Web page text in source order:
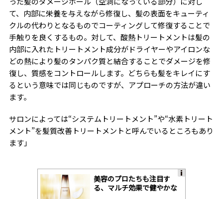
て、内部に栄養を与えながら修復し、髪の表面をキューティ
クルの代わりとなるものでコーティングして修復することで
手触りを良くするもの。対して、酸熱トリートメントは髪の
内部に入れたトリートメント成分がドライヤーやアイロンな
どの熱により髪のタンパク質と結合することでダメージを修
復し、質感をコントロールします。どちらも髪をキレイにす
るという意味では同じものですが、アプローチの方法が違い
ます。
サロンによっては“システムトリートメント”や“水素トリート
メント”を髪質改善トリートメントと呼んでいるところもあり
ます」
美容のプロたちも注目す
る、マルチ効果で健やかな